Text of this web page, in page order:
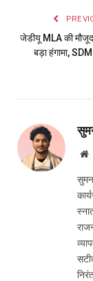
जेडीयू MLA की
बड़ा हंगामा,